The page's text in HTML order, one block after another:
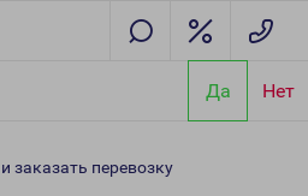
Да Нет
заказать перевозку